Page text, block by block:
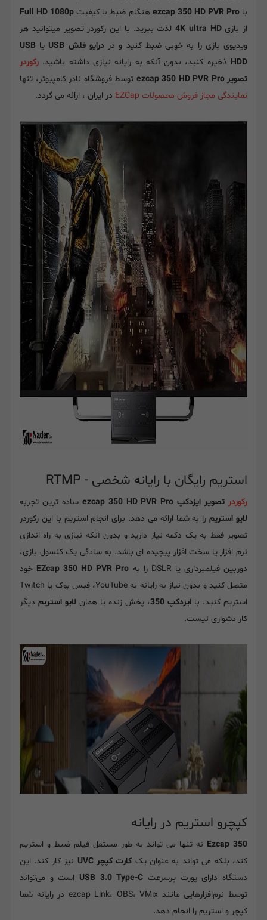
باezcap 350 HD PVR Pro هنگام ضبط با کیفیت Full HD 1080p
از بازی4K ultra HD لذت ببرید. با این رکوردر تصویر میتوانید هر
ویدیوی بازی را به خوبی ضبط کنید و دردرایو فلش USB یا USB
HDD ذخیره کنید، بدون آنکه به رایانه نیازی داشته باشید. رکوردر
تصویر ezcap 350 HD PVR Pro
توسط فروشگاه نادر کامپیوتر، تنها
نمایندگی مجاز فروش محصولات EZCap
در ایران ، ارائه می گردد.
استریم رایگان با رایانه شخصی - RTMP
رکوردرتصویر ایزدکپ ezcap 350 HD PVR Pro
ساده ترین تجربه
لایو استریمرا به شما ارائه می دهد. برای انجام استریم با این رکوردر
تصویر فقط به یک دکمه نیاز دارید و بدون آنکه نیازی به راه اندازی
نرم افزار یا سخت افزار پیچیده ای باشد. به سادگی یک کنسول بازی،
دوربین فیلمبرداری یا DSLR را به
EZcap 350 HD PVR Pro خود
متصل کنید و بدون نیاز به رایانه به YouTube، فیس بوک یا Twitch
استریم کنید. با ایزدکپ 350 ، پخش زنده یا همان لایو استریم دیگر
کار دشواری نیست.
کپچرو استریم در رایانه
Ezcap 350 نه تنها می تواند به طور مستقل فیلم ضبط و استریم
کند، بلکه می تواند به عنوان یک کارت کپچر UVC
نیز کار کند. این
دستگاه دارای پورت پرسرعت USB 3.0 Type-C است و می‌تواند
توسط نرم‌افزارهایی مانند ezcap Link، OBS، VMix در رایانه شما
کپچر و استریم را انجام دهد.